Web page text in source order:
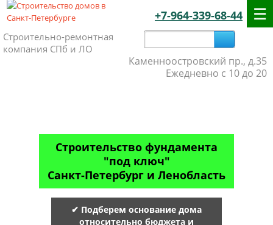
+7-964-339-68-44
Строительно-ремонтная
компания СПб и ЛО
Каменноостровский пр., д.35
Ежедневно с 10 до 20
Строительство фундамента
"под ключ"
Санкт-Петербург и Ленобласть
✔ Подберем основание дома
относительно бюджета и